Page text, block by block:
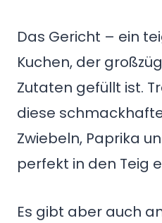
Das Gericht – ein
Kuchen, der
Zutaten gefüllt ist.
diese
Zwiebeln, Paprika
perfekt in den Teig
Es gibt aber auch